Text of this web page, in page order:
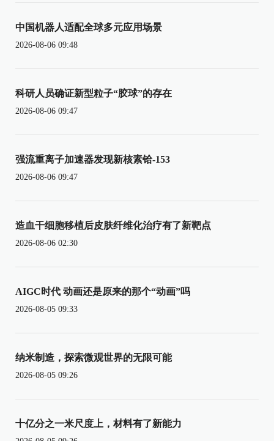
中国机器人适配全球多元应用场景
2026-08-06 09:48
科研人员确证新型粒子“胶球”的存在
2026-08-06 09:47
强流重离子加速器发现新核素铪-153
2026-08-06 09:47
造血干细胞移植后皮肤纤维化治疗有了新靶点
2026-08-06 02:30
AIGC时代 动画还是原来的那个“动画”吗
2026-08-05 09:33
纳米制造，探索微观世界的无限可能
2026-08-05 09:26
十亿分之一米尺度上，材料有了新能力